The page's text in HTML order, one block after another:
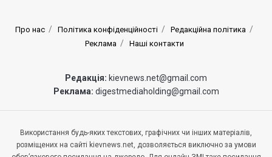
Про нас Політика конфіденційності
Редакційна політика
Реклама
Наші контакти
Редакція: kievnews.net@gmail.com
Реклама: digestmediaholding@gmail.com
Використання будь-яких текстових, графічних чи інших матеріалів,
розміщених на сайті kievnews.net, дозволяється виключно за умови